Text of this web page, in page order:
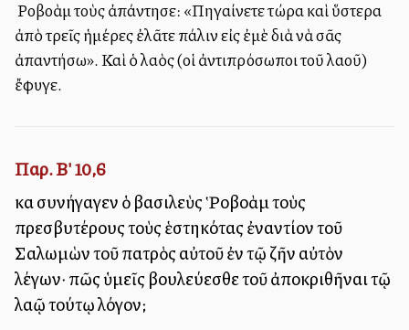
Ὁ Ροβοὰμ τοὺς ἀπάντησε: «Πηγαίνετε τώρα καὶ ὕστερα
ἀπὸ τρεῖς ἡμέρες ἐλᾶτε πάλιν εἰς ἐμὲ διὰ νὰ σᾶς
ἀπαντήσω». Καὶ ὁ λαὸς (οἱ ἀντιπρόσωποι τοῦ λαοῦ)
ἔφυγε.
Παρ. Β' 10,6
καὶ συνήγαγεν ὁ βασιλεὺς Ῥοβοὰμ τοὺς
πρεσβυτέρους τοὺς ἑστηκότας ἐναντίον τοῦ
Σαλωμὼν τοῦ πατρὸς αὐτοῦ ἐν τῷ ζῆν αὐτὸν
λέγων· πῶς ὑμεῖς βουλεύεσθε τοῦ ἀποκριθῆναι τῷ
λαῷ τούτῳ λόγον;